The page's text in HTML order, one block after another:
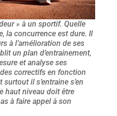
» à un sportif. Quelle
la concurrence est dure. Il
à l’amélioration de ses
un plan d’entrainement,
et analyse ses
correctifs en fonction
il s’entraine s’en
haut niveau doit être
à faire appel à son